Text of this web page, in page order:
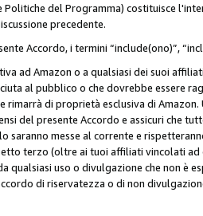
Politiche del Programma) costituisce
precedente.
Accordo, i termini “include(ono)”,
ad Amazon o a qualsiasi dei suoi
al pubblico o che dovrebbe essere
rimarrà di proprietà esclusiva di
del presente Accordo e assicuri che
saranno messe al corrente e
terzo (oltre ai tuoi affiliati vincolati
qualsiasi uso o divulgazione che non è
di riservatezza o di non